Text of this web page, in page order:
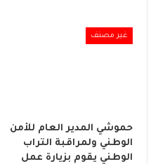
غير مصنف
حموشي المدير العام للأمن
الوطني ولمراقبة التراب
الوطني يقوم بزيارة عمل